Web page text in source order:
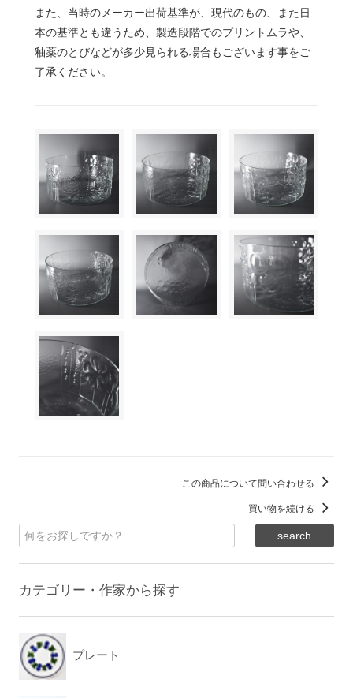
また、当時のメーカー出荷基準が、現代のもの、また日
本の基準とも違うため、製造段階でのプリントムラや、
釉薬のとびなどが多少見られる場合もございます事をご
了承ください。
この商品について問い合わせる
買い物を続ける
カテゴリー・作家から探す
プレート